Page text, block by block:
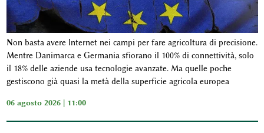
Non basta avere Internet nei campi per fare agricoltura di precisione.
Mentre Danimarca e Germania sfiorano il 100% di connettività, solo
il 18% delle aziende usa tecnologie avanzate. Ma quelle poche
gestiscono già quasi la metà della superficie agricola europea
06 agosto 2026 | 11:00